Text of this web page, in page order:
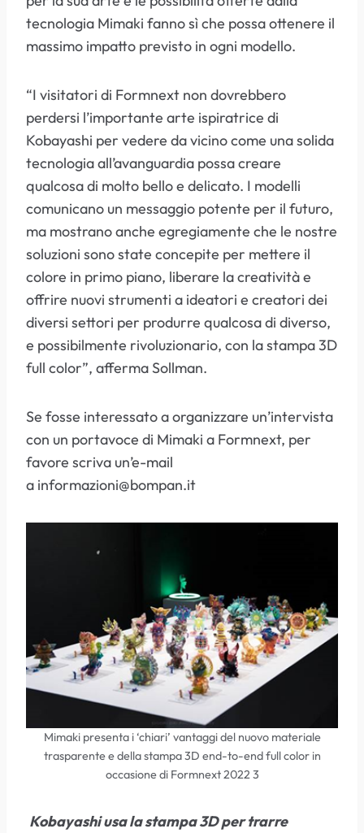
tecnologia Mimaki fanno sì che possa ottenere il
massimo impatto previsto in ogni modello.
“I visitatori di Formnext non dovrebbero
perdersi l’importante arte ispiratrice di
Kobayashi per vedere da vicino come una solida
tecnologia all’avanguardia possa creare
qualcosa di molto bello e delicato. I modelli
comunicano un messaggio potente per il futuro,
ma mostrano anche egregiamente che le nostre
soluzioni sono state concepite per mettere il
colore in primo piano, liberare la creatività e
offrire nuovi strumenti a ideatori e creatori dei
diversi settori per produrre qualcosa di diverso,
e possibilmente rivoluzionario, con la stampa 3D
full color”, afferma Sollman.
Se fosse interessato a organizzare un’intervista
con un portavoce di Mimaki a Formnext, per
favore scriva un’e-mail
a informazioni@bompan.it
Mimaki presenta i ‘chiari’ vantaggi del nuovo materiale
trasparente e della stampa 3D end-to-end full color in
occasione di Formnext 2022 3
Kobayashi usa la stampa 3D per trarre